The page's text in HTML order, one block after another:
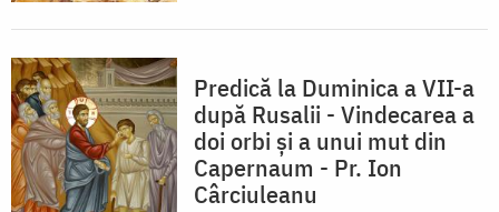
Predică la Duminica a VII-a
după Rusalii - Vindecarea a
doi orbi şi a unui mut din
Capernaum - Pr. Ion
Cârciuleanu